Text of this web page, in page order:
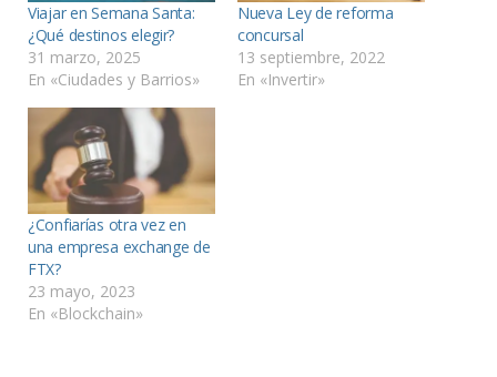
Viajar en Semana Santa:
¿Qué destinos elegir?
31 marzo, 2025
En «Ciudades y Barrios»
Nueva Ley de reforma
concursal
13 septiembre, 2022
En «Invertir»
¿Confiarías otra vez en
una empresa exchange de
FTX?
23 mayo, 2023
En «Blockchain»